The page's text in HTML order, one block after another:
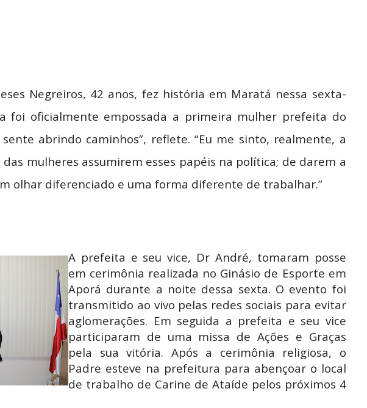
Negreiros, 42 anos, fez história em Maratá nessa sexta-
foi oficialmente empossada a primeira mulher prefeita do
abrindo caminhos”, reflete. “Eu me sinto, realmente, a
mulheres assumirem esses papéis na política; de darem a
olhar diferenciado e uma forma diferente de trabalhar.”
A prefeita e seu vice, Dr André, tomaram posse
em cerimônia realizada no Ginásio de Esporte em
Aporá durante a noite dessa sexta. O evento foi
transmitido ao vivo pelas redes sociais para evitar
aglomerações. Em seguida a prefeita e seu vice
participaram de uma missa de Ações e Graças
pela sua vitória. Após a cerimônia religiosa, o
Padre esteve na prefeitura para abençoar o local
de trabalho de Carine de Ataíde pelos próximos 4